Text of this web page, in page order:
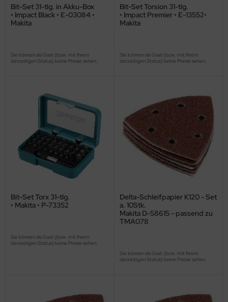
Bit-Set 31-tlg. in Akku-Box
• Impact Black • E-03084 •
Makita
Sie können als Gast (bzw. mit Ihrem
derzeitigen Status) keine Preise sehen.
Bit-Set Torsion 31-tlg.
• Impact Premier • E-13552•
Makita
Sie können als Gast (bzw. mit Ihrem
derzeitigen Status) keine Preise sehen.
Bit-Set Torx 31-tlg.
• Makita • P-73352
Sie können als Gast (bzw. mit Ihrem
derzeitigen Status) keine Preise sehen.
Delta-Schleifpapier K120 - Set
a. 10Stk.
Makita D-58615 - passend zu
TMA078
Sie können als Gast (bzw. mit Ihrem
derzeitigen Status) keine Preise sehen.